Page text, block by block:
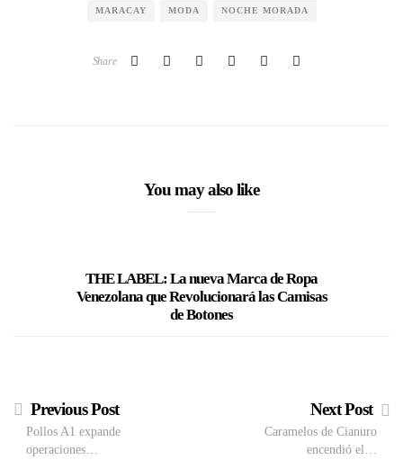
MARACAY MODA NOCHE MORADA
Share
You may also like
THE LABEL: La nueva Marca de Ropa
Venezolana que Revolucionará las Camisas
de Botones
Previous Post
Pollos A1 expande
operaciones…
Next Post
Caramelos de Cianuro
encendió el…